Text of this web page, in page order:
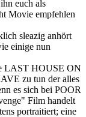
euch als
Movie empfehlen
sleazig anhört
einige nun
LAST HOUSE ON
zu tun der alles
es sich bei POOR
Film handelt
portraitiert; eine